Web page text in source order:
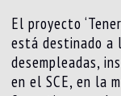
El proyecto
está destinado a
desempleadas,
en el SCE, en la